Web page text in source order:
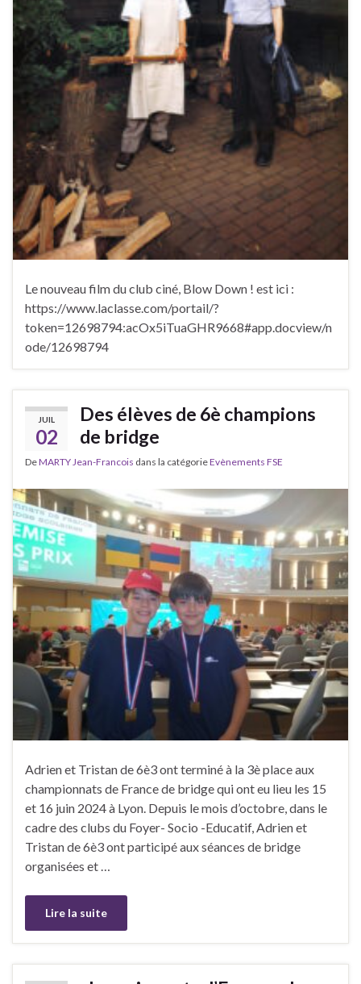
Le nouveau film du club ciné, Blow Down ! est ici :
https://www.laclasse.com/portail/?
token=12698794:acOx5iTuaGHR9668#app.docview/n
ode/12698794
JUIL
02
Des élèves de 6è champions
de bridge
DeMARTY Jean-Francois dans la catégorieEvènements FSE
Adrien et Tristan de 6è3 ont terminé à la 3è place aux
championnats de France de bridge qui ont eu lieu les 15
et 16 juin 2024 à Lyon. Depuis le mois d’octobre, dans le
cadre des clubs du Foyer- Socio -Educatif, Adrien et
Tristan de 6è3 ont participé aux séances de bridge
organisées et …
Lire la suite